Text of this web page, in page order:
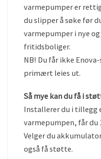
varmepumper er
du slipper å søke før
varmepumper i nye
fritidsboliger.
NB! Du får ikke
primært leies ut.
Så mye kan du få i
Installerer du i tillegg
varmepumpen, får du
Velger du
også få støtte.